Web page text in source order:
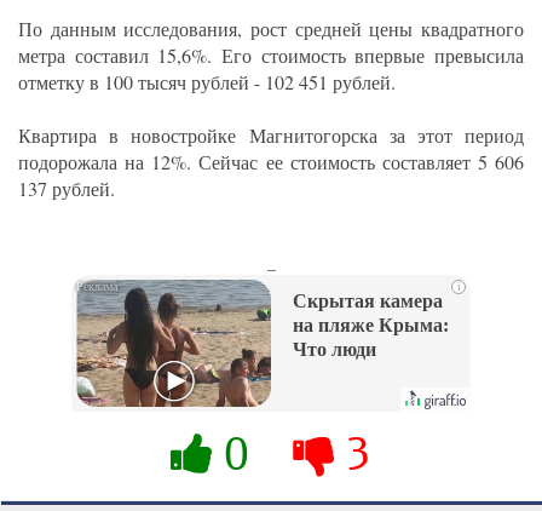
По данным исследования, рост средней цены квадратного
метра составил 15,6%. Его стоимость впервые превысила
отметку в 100 тысяч рублей - 102 451 рублей.
Квартира в новостройке Магнитогорска за этот период
подорожала на 12%. Сейчас ее стоимость составляет 5 606
137 рублей.
i
Скрытая камера
на пляже Крыма:
Что люди
их не видят...
0 3